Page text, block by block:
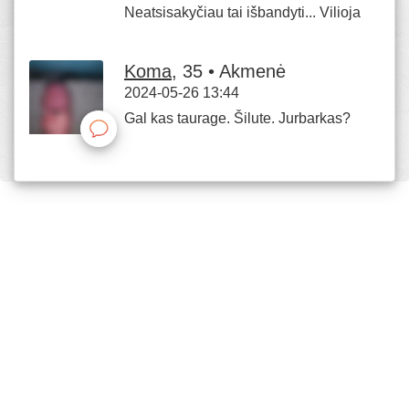
Neatsisakyčiau tai išbandyti... Vilioja
Koma, 35 • Akmenė
2024-05-26 13:44
Gal kas taurage. Šilute. Jurbarkas?